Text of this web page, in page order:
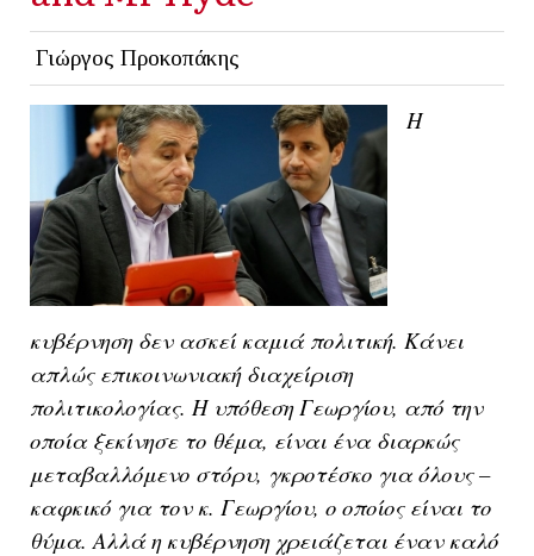
Γιώργος Προκοπάκης
Η
κυβέρνηση δεν ασκεί καμιά πολιτική. Κάνει
απλώς επικοινωνιακή διαχείριση
πολιτικολογίας. Η υπόθεση Γεωργίου, από την
οποία ξεκίνησε το θέμα, είναι ένα διαρκώς
μεταβαλλόμενο στόρυ, γκροτέσκο για όλους –
καφκικό για τον κ. Γεωργίου, ο οποίος είναι το
θύμα. Αλλά η κυβέρνηση χρειάζεται έναν καλό